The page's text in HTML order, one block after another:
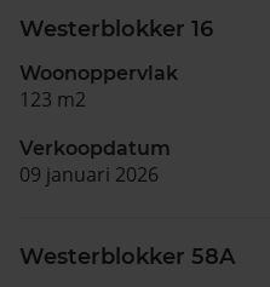
Westerblokker 16
Woonoppervlak
123 m2
Verkoopdatum
09 januari 2026
Westerblokker 58A